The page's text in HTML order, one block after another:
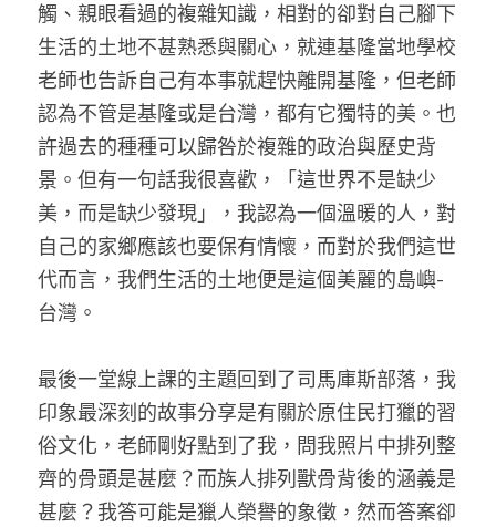
觸、親眼看過的複雜知識，相對的卻對自己腳下
生活的土地不甚熟悉與關心，就連基隆當地學校
老師也告訴自己有本事就趕快離開基隆，但老師
認為不管是基隆或是台灣，都有它獨特的美。也
許過去的種種可以歸咎於複雜的政治與歷史背
景。但有一句話我很喜歡，「這世界不是缺少
美，而是缺少發現」，我認為一個溫暖的人，對
自己的家鄉應該也要保有情懷，而對於我們這世
代而言，我們生活的土地便是這個美麗的島嶼-
台灣。
最後一堂線上課的主題回到了司馬庫斯部落，我
印象最深刻的故事分享是有關於原住民打獵的習
俗文化，老師剛好點到了我，問我照片中排列整
齊的骨頭是甚麼？而族人排列獸骨背後的涵義是
甚麼？我答可能是獵人榮譽的象徵，然而答案卻